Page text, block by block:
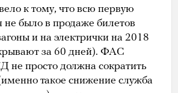
к тому, что всю первую
не было в продаже билетов
и на электрички на 2018
за 60 дней). ФАС
не просто должна сократить
такое снижение служба